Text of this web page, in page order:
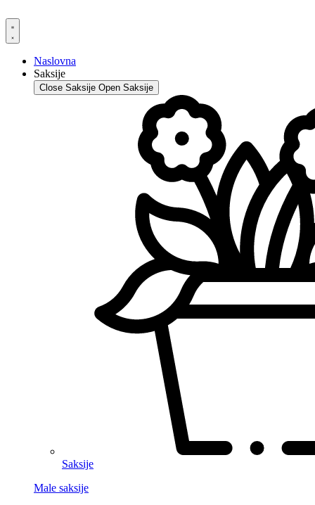
to
content
Naslovna
Saksije
Close Saksije Open Saksije
Saksije
Male saksije